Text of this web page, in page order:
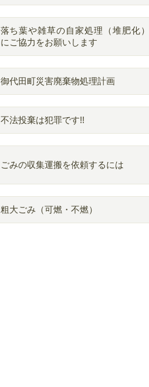
落ち葉や雑草の自家処理（堆肥化）
にご協力をお願いします
御代田町災害廃棄物処理計画
不法投棄は犯罪です!!
ごみの収集運搬を依頼するには
粗大ごみ（可燃・不燃）